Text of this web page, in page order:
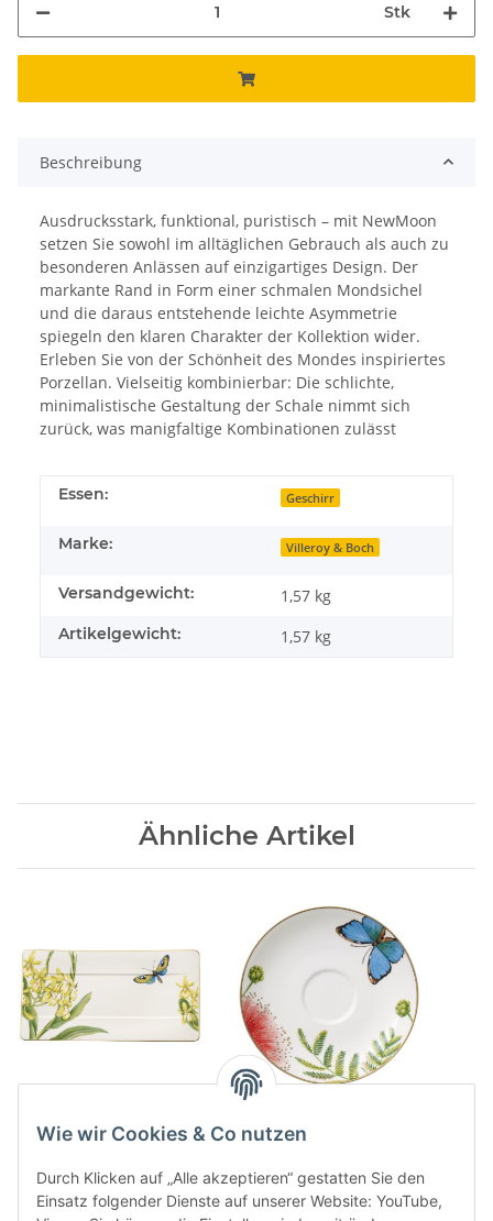
Stk
Beschreibung
Ausdrucksstark, funktional, puristisch – mit NewMoon
setzen Sie sowohl im alltäglichen Gebrauch als auch zu
besonderen Anlässen auf einzigartiges Design. Der
markante Rand in Form einer schmalen Mondsichel
und die daraus entstehende leichte Asymmetrie
spiegeln den klaren Charakter der Kollektion wider.
Erleben Sie von der Schönheit des Mondes inspiriertes
Porzellan. Vielseitig kombinierbar: Die schlichte,
minimalistische Gestaltung der Schale nimmt sich
zurück, was manigfaltige Kombinationen zulässt
Essen: Geschirr
Marke: Villeroy & Boch
Versandgewicht: 1,57 kg
Artikelgewicht: 1,57 kg
Ähnliche Artikel
110,00 CHF *
32,00 CHF
Wie wir Cookies & Co nutzen
Durch Klicken auf „Alle akzeptieren“ gestatten Sie den
Einsatz folgender Dienste auf unserer Website: YouTube,